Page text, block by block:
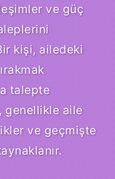
ve güç
kişi, ailedeki
talepte
genellikle aile
ve geçmişte